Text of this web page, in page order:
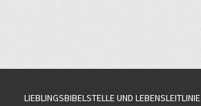
LIEBLINGSBIBELSTELLE UND LEBENSLEITLINIE